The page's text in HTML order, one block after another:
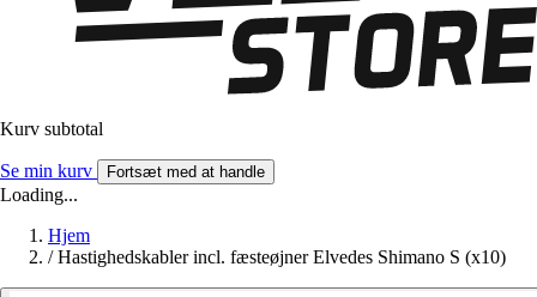
Kurv subtotal
Se min kurv Fortsæt med at handle
Loading...
Hjem
/ Hastighedskabler incl. fæsteøjner Elvedes Shimano S (x10)